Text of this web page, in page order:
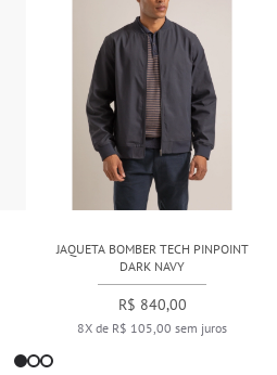
JAQUETA BOMBER TECH PINPOINT
DARK NAVY
R$ 840,00
8X de R$ 105,00 sem juros